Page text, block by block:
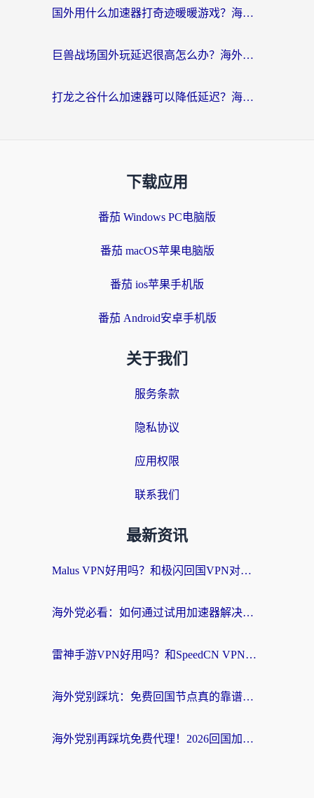
国外用什么加速器打奇迹暖暖游戏？海外党国服手游畅玩全攻略（附3款热门游戏实测）
巨兽战场国外玩延迟很高怎么办？海外党亲测的国服游戏加速解决方案
打龙之谷什么加速器可以降低延迟？海外玩家亲测有效的国服加速指南
下载应用
番茄 Windows PC电脑版
番茄 macOS苹果电脑版
番茄 ios苹果手机版
番茄 Android安卓手机版
关于我们
服务条款
隐私协议
应用权限
联系我们
最新资讯
Malus VPN好用吗？和极闪回国VPN对比哪个回国效果更好？海外党亲测3款加速器+避坑指南
海外党必看：如何通过试用加速器解决国内APP地区限制？附2026最新对比测评
雷神手游VPN好用吗？和SpeedCN VPN对比哪个回国效果更好？海外党亲测3款加速器+避坑指南
海外党别踩坑：免费回国节点真的靠谱吗？教你选对加速器无缝访问国内资源
海外党别再踩坑免费代理！2026回国加速器全攻略：从选线到避坑，无缝访问国内资源